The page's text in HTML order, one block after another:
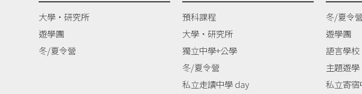
大學‧研究所
遊學團
冬/夏令營
預科課程
大學‧研究所
獨立中學+公學
冬/夏令營
私立走讀中學 day
冬/夏令營
遊學團
語言學校
主題遊學
私立寄